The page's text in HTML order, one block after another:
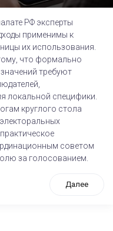
РФ эксперты
применимы к
их использования.
что формально
требуют
локальной специфики.
круглого стола
советом
за голосованием.
Далее